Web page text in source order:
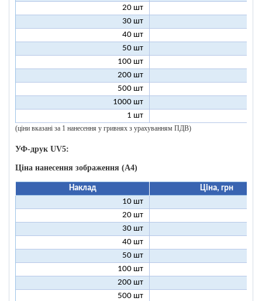
20 шт
30 шт
40 шт
50 шт
100 шт
200 шт
500 шт
1000 шт
1 шт
(ціни вказані за 1 нанесення у гривнях з урахуванням ПДВ)
УФ-друк UV5:
Ціна нанесення зображення (А4)
Наклад
Ціна, грн
10 шт
20 шт
30 шт
40 шт
50 шт
100 шт
200 шт
500 шт